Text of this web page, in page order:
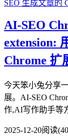
AI-SEO
extension:
Chrome 扩
今天笨小兔分享
展。AI-SEO
作,AI写作助手等
2025-12-20阅读